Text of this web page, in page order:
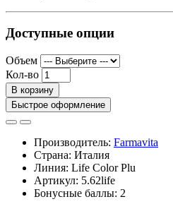
Доступные опции
Объем
Кол-во
В корзину
Быстрое оформление
Производитель: Farmavita
Страна: Италия
Линия: Life Color Plu
Артикул: 5.62life
Бонусные баллы: 2